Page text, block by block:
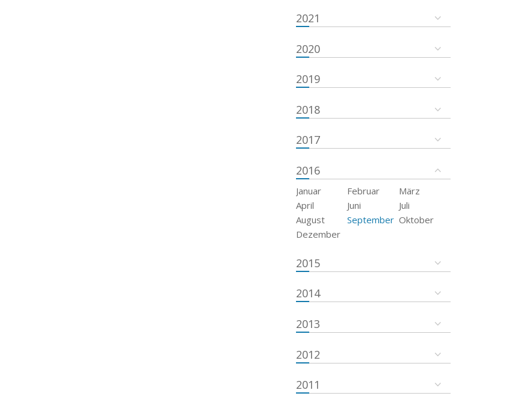
2021
2020
2019
2018
2017
2016
Januar Februar
März
April
Juni
Juli
August
September Oktober
Dezember
2015
2014
2013
2012
2011